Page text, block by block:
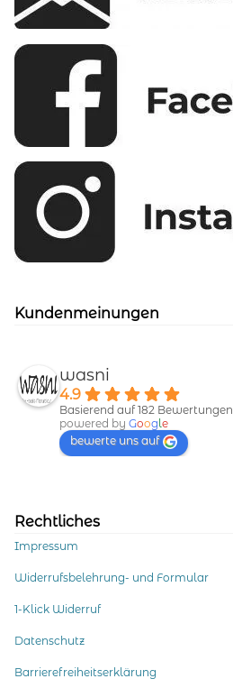
Kundenmeinungen
wasni
4.9
Basierend auf 182 Bewertungen
powered by Google
bewerte uns auf
Rechtliches
Impressum
Widerrufsbelehrung- und Formular
1-Klick Widerruf
Datenschutz
Barrierefreiheitserklärung